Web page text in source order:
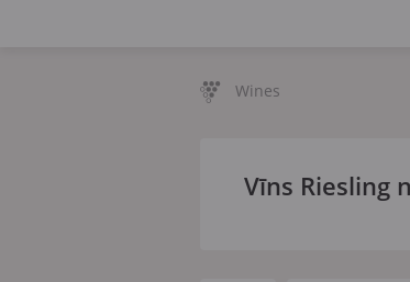
Wines
Vīns Riesling